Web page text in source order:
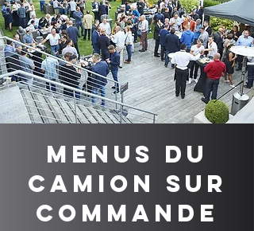
Menus du
camion sur
commande